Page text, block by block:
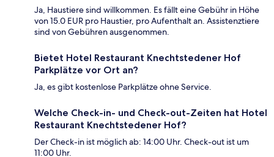
Ja, Haustiere sind willkommen. Es fällt eine Gebühr in Höhe
von 15.0 EUR pro Haustier, pro Aufenthalt an. Assistenztiere
sind von Gebühren ausgenommen.
Bietet Hotel Restaurant Knechtstedener Hof
Parkplätze vor Ort an?
Ja, es gibt kostenlose Parkplätze ohne Service.
Welche Check-in- und Check-out-Zeiten hat Hotel
Restaurant Knechtstedener Hof?
Der Check-in ist möglich ab: 14:00 Uhr. Check-out ist um
11:00 Uhr.